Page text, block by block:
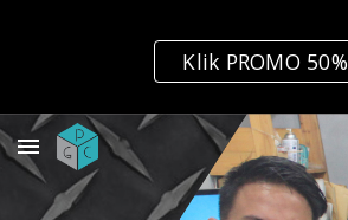
Skip to main content
Klik PROMO 50%